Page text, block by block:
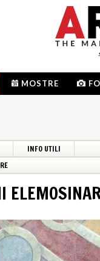
MOSTRE
INFO UTILI